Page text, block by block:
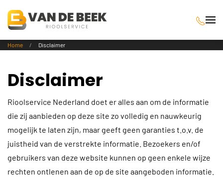
Terug naar hoofdinhoud
Home Disclaimer
Disclaimer
Rioolservice Nederland doet er alles aan om de informatie
die zij aanbieden op deze site zo volledig en nauwkeurig
mogelijk te laten zijn, maar geeft geen garanties t.o.v. de
juistheid van de verstrekte informatie. Bezoekers en/of
gebruikers van deze website kunnen op geen enkele wijze
rechten ontlenen aan de op de site aangeboden informatie.